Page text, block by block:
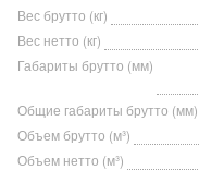
Вес брутто (кг)
Вес нетто (кг)
Габариты брутто (мм)
Общие габариты брутто (мм)
Объем брутто (м³)
Объем нетто (м³)